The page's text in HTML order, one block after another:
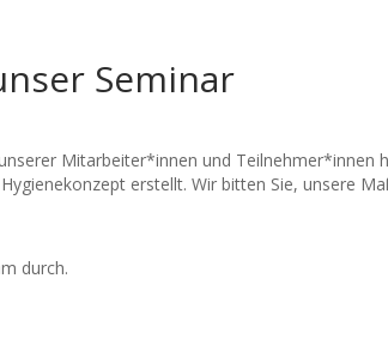
Seminar
Mitarbeiter*innen und Teilnehmer*innen
erstellt. Wir bitten Sie, unsere
durch.